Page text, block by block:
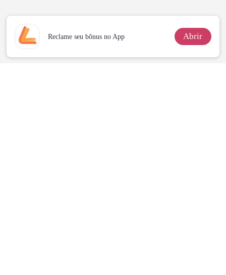
Reclame seu bônus no App Abrir